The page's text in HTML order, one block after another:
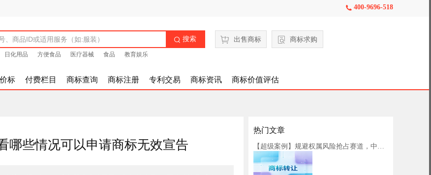
 400-9696-518
 搜索
日化用品 方便食品 医疗器械 食品 教育娱乐
出售商标 商标求购
标 付费栏目 商标查询 商标注册 专利交易 商标资讯 商标价值评估
哪些情况可以申请商标无效宣告
热门文章
【超级案例】规避权属风险抢占赛道，中细软助力健身器材品牌拓宽发展版图